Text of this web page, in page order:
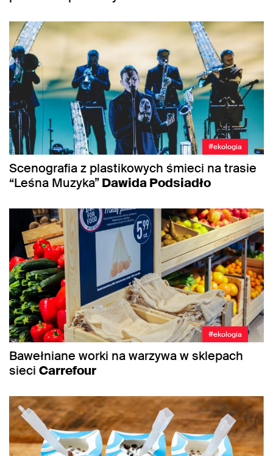
#ekologia
Scenografia z plastikowych śmieci na trasie
“Leśna Muzyka”Dawida Podsiadło
#ekologia
Bawełniane worki na warzywa w sklepach
sieci Carrefour